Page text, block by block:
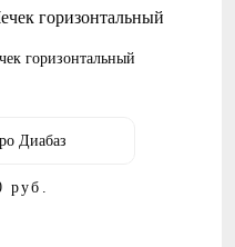
горизонтальный
Диабаз
руб.